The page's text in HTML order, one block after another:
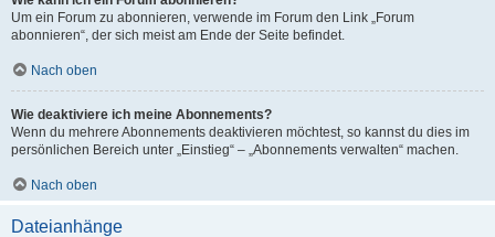
Um ein Forum zu abonnieren, verwende im Forum den Link „Forum
abonnieren“, der sich meist am Ende der Seite befindet.
Nach oben
Wie deaktiviere ich meine Abonnements?
Wenn du mehrere Abonnements deaktivieren möchtest, so kannst du dies im
persönlichen Bereich unter „Einstieg“ – „Abonnements verwalten“ machen.
Nach oben
Dateianhänge